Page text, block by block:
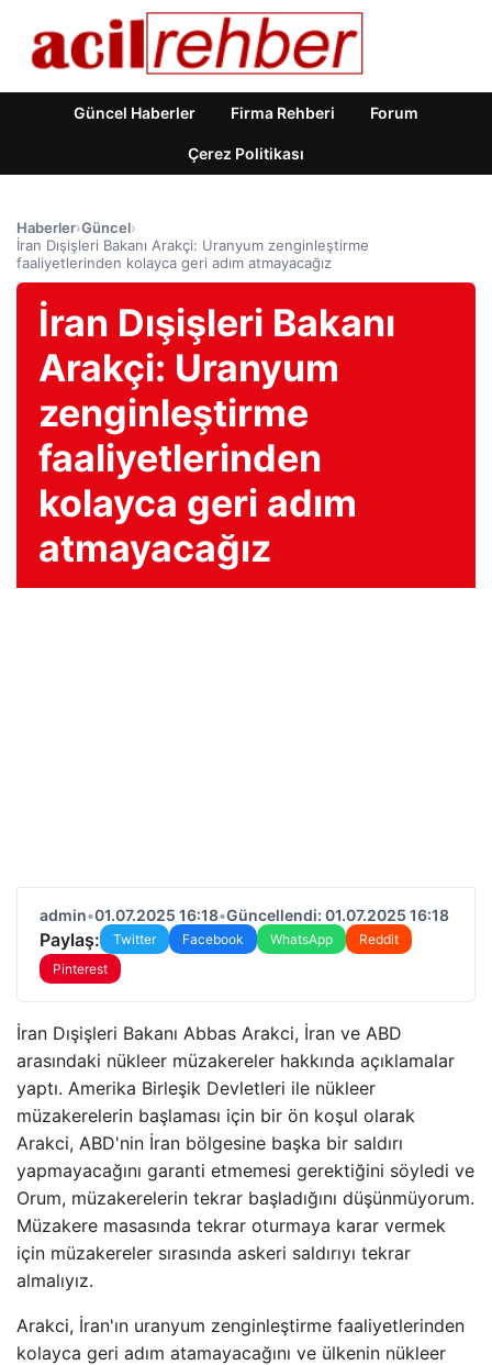
Güncel Haberler Firma Rehberi Forum
Çerez Politikası
Haberler›Güncel›
İran Dışişleri Bakanı Arakçi: Uranyum zenginleştirme
faaliyetlerinden kolayca geri adım atmayacağız
İran Dışişleri Bakanı
Arakçi: Uranyum
zenginleştirme
faaliyetlerinden
kolayca geri adım
atmayacağız
admin•01.07.2025 16:18•Güncellendi: 01.07.2025 16:18
Paylaş: Twitter Facebook WhatsApp
Reddit
Pinterest
İran Dışişleri Bakanı Abbas Arakci, İran ve ABD
arasındaki nükleer müzakereler hakkında açıklamalar
yaptı. Amerika Birleşik Devletleri ile nükleer
müzakerelerin başlaması için bir ön koşul olarak
Arakci, ABD'nin İran bölgesine başka bir saldırı
yapmayacağını garanti etmemesi gerektiğini söyledi ve
Orum, müzakerelerin tekrar başladığını düşünmüyorum.
Müzakere masasında tekrar oturmaya karar vermek
için müzakereler sırasında askeri saldırıyı tekrar
almalıyız.
Arakci, İran'ın uranyum zenginleştirme faaliyetlerinden
kolayca geri adım atamayacağını ve ülkenin nükleer